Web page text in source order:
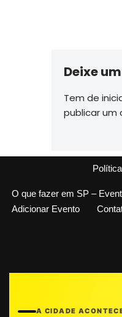
Deixe
Tem de
publicar um
O que fazer em SP –
Adicionar Evento
A CIDADE